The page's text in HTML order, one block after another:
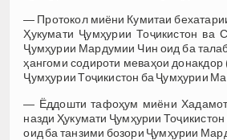
— Протокол миёни Кумитаи
Ҳукумати Ҷумҳурии Тоҷикистон ва
Ҷумҳурии Мардумии Чин оид ба
ҳангоми содироти меваҳои донакдор
Ҷумҳурии Тоҷикистон ба Ҷумҳурии
— Ёддошти тафоҳум миёни
назди Ҳукумати Ҷумҳурии
оид ба танзими бозори Ҷумҳурии